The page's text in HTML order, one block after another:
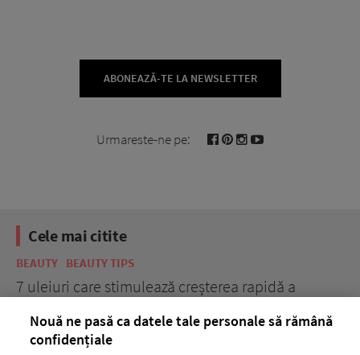
ABONEAZĂ-TE LA NEWSLETTER
Urmareste-ne pe:
Cele mai citite
BEAUTY BEAUTY TIPS
7 uleiuri care stimulează creșterea rapidă a
Nouă ne pasă ca datele tale personale să rămână
confidențiale